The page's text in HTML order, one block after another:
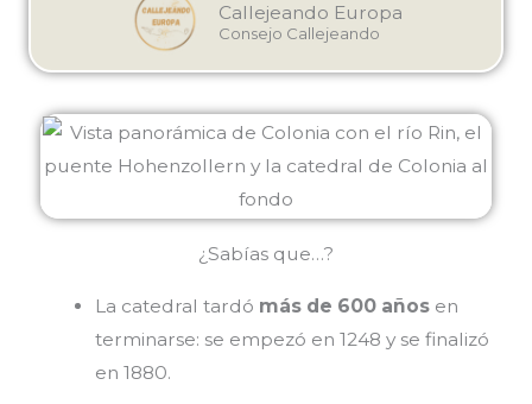
Callejeando Europa
Consejo Callejeando
¿Sabías que…?
La catedral tardó más de 600 años en
terminarse: se empezó en 1248 y se finalizó
en 1880.